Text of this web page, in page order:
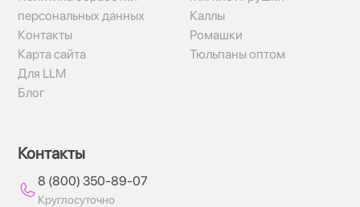
персональных данных
Контакты
Карта сайта
Для LLM
Блог
Каллы
Ромашки
Тюльпаны оптом
Контакты
8 (800) 350-89-07
Круглосуточно